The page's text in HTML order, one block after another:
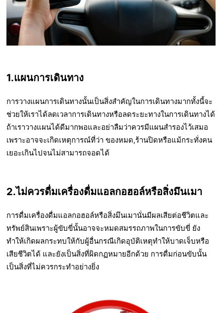
1.แผนการเดินทาง
การวางแผนการเดินทางนั้นเป็นสิ่งสำคัญในการเดินทางมากทั้งนี้จะ
ช่วยให้เราได้ลดเวลาการเดินทางหรือลดระยะทางในการเดินทางได้
ถ้าเราวางแผนได้ดีมากพอและอย่าลืมว่าควรมีแผนสำรองไว้เสมอ
เพราะอาจจะเกิดเหตุการณ์ที่ว่า ของหมด,ร้านปิดหรือแม้กระทั่งคน
เยอะเกินไปจนไม่สามารถจอดได้
2.ไม่ควรดื่มเครื่องดื่มแอลกอฮอล์หรือสิ่งมึนเมา
การดื่มเครื่องดื่มแอลกอฮอล์หรือสิ่งมึนเมานั่นมีผลเสียต่อชีวิตและ
ทรัพย์สินเพราะผู้ขับขี่นั้นอาจจะหมดสมรรถภาพในการขับขี่ ยัง
ทำให้เกิดผลกระทบให้กับผู้อื่นกรณีเกิดอุบัติเหตุทำให้บาดเจ็บหรือ
เสียชีวิตได้ และยังเป็นสิ่งที่ผิดกฏหมายอีกด้วย การดื่มก่อนขับนั้น
เป็นสิ่งที่ไม่ควรกระทำอย่างยิ่ง